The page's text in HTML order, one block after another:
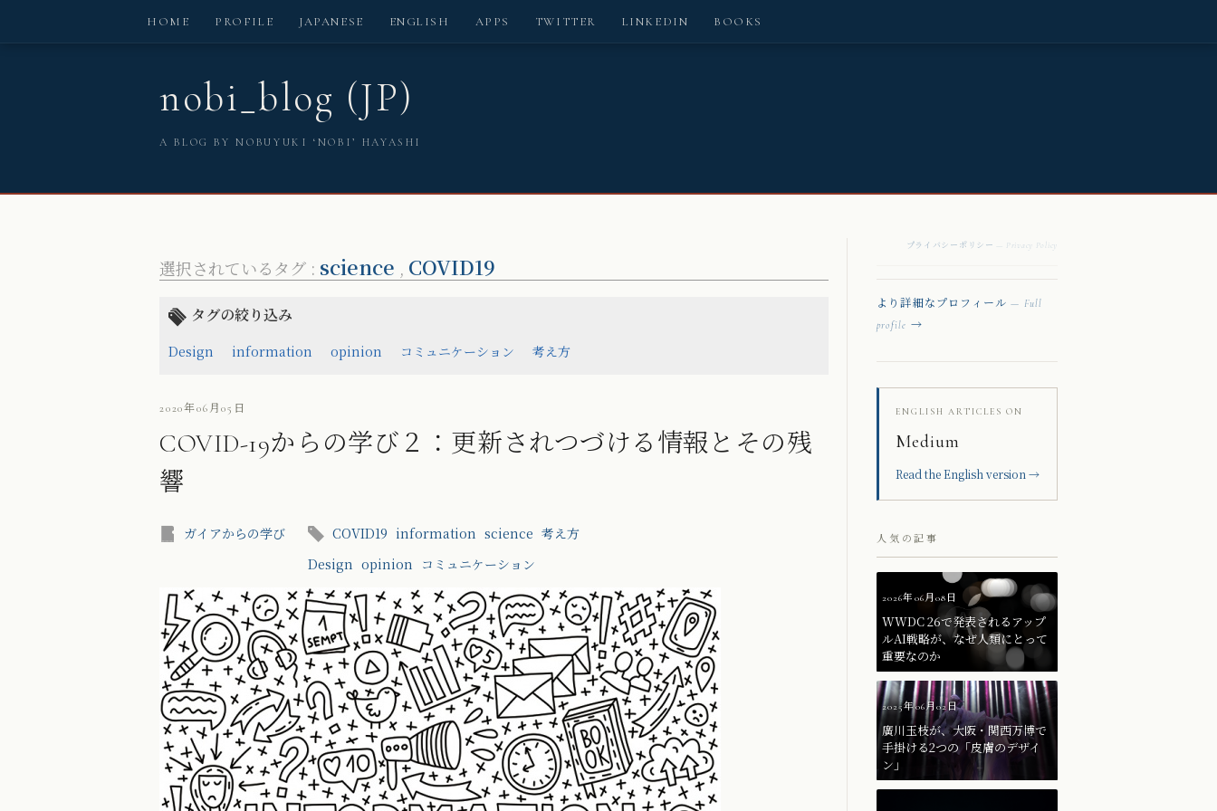
nobi_blog (JP)
A BLOG BY NOBUYUKI ‘NOBI’ HAYASHI
HOME PROFILE JAPANESE ENGLISH APPS TWITTER LINKEDIN BOOKS
選択されているタグ : science , COVID19
タグの絞り込み
Design information opinion コミュニケーション 考え方
2020年06月05日
COVID-19からの学び２：更新されつづける情報とその残
響
ガイアからの学び COVID19 information science 考え方
Design opinion コミュニケーション
プライバシーポリシー — Privacy Policy
より詳細なプロフィール— Full
profile →
ENGLISH ARTICLES ON
Medium
Read the English version →
人気の記事
2026年06月08日
WWDC 26で発表されるアップ
ルAI戦略が、なぜ人類にとって
重要なのか
2025年06月02日
廣川玉枝が、大阪・関西万博で
手掛ける2つの「皮膚のデザイ
ン」